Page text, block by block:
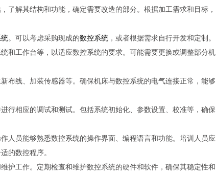
了解其结构和功能，确定需要改造的部分。根据加工需求和目标，
。可以考虑采购现成的数控系统 ，或者根据需求自行开发和定制。
和工作台等，以适应数控系统的要求。可能需要更换或调整部分机
布线、加装传感器等。确保机床与数控系统的电气连接正常，能够
行相应的调试和测试。包括系统初始化、参数设置、校准等，确保
人员能够熟悉数控系统的操作界面、编程语言和功能。培训人员应
的数控程序。
护工作。定期检查和维护数控系统的硬件和软件，确保其稳定性和